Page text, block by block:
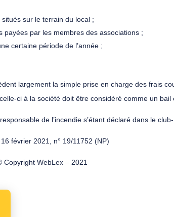
sur le terrain du local ;
payées par les membres des associations ;
certaine période de l’année ;
largement la simple prise en charge des frais
ci à la société doit être considéré comme un bail
de l’incendie s’étant déclaré dans le
février 2021, n° 19/11752 (NP)
Copyright WebLex – 2021